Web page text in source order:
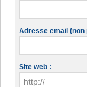
Adresse email (non
Site web :